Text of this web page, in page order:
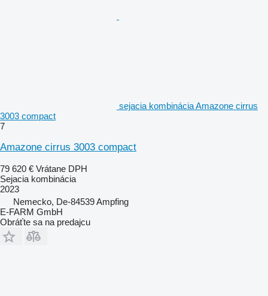
sejacia kombinácia Amazone cirrus
3003 compact
7
Amazone cirrus 3003 compact
79 620 € Vrátane DPH
Sejacia kombinácia
2023
Nemecko, De-84539 Ampfing
E-FARM GmbH
Obráťte sa na predajcu